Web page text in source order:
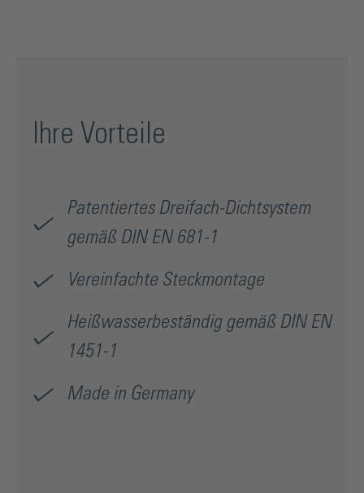
Ihre Vorteile
Patentiertes Dreifach-Dichtsystem
gemäß DIN EN 681-1
Vereinfachte Steckmontage
Heißwasserbeständig gemäß DIN EN
1451-1
Made in Germany